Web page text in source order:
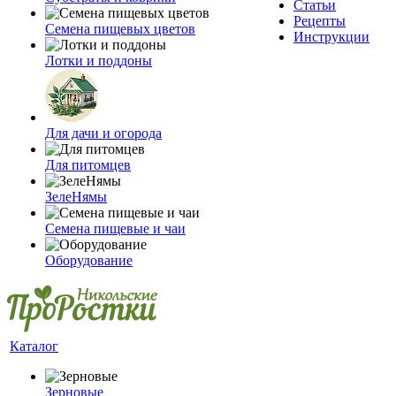
Семена пищевых цветов
Лотки и поддоны
Для дачи и огорода
Для питомцев
ЗелеНямы
Семена пищевые и чаи
Оборудование
Статьи
Рецепты
Инструкции
Каталог
Зерновые